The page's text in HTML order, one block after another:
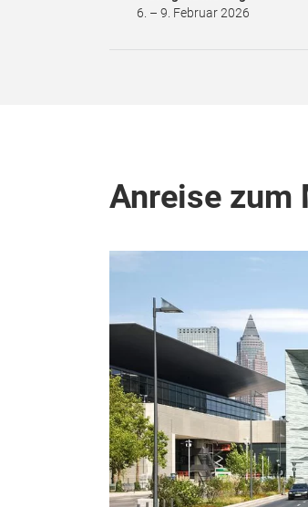
6. – 9. Februar 2026
Anreise zum